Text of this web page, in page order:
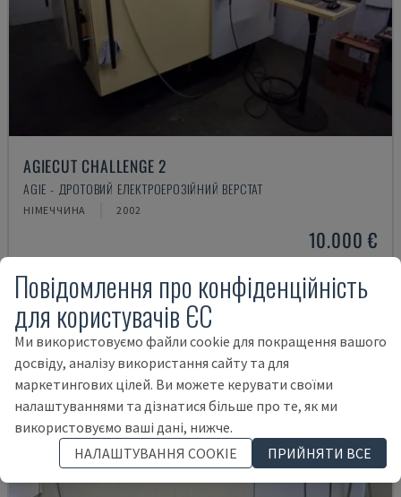
AGIECUT CHALLENGE 2
AGIE - ДРОТОВИЙ ЕЛЕКТРОЕРОЗІЙНИЙ ВЕРСТАТ
НІМЕЧЧИНА 2002
10.000 €
Повідомлення про конфіденційність
для користувачів ЄС
Ми використовуємо файли cookie для покращення вашого
досвіду, аналізу використання сайту та для
маркетингових цілей. Ви можете керувати своїми
налаштуваннями та дізнатися більше про те, як ми
використовуємо ваші дані, нижче.
НАЛАШТУВАННЯ COOKIE
ПРИЙНЯТИ ВСЕ